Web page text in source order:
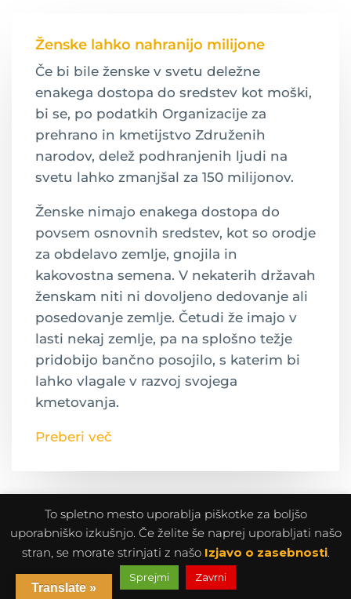
Ženske lahko nahranijo milijone
Če bi bile ženske v svetu deležne
enakega dostopa do sredstev kot moški,
bi se, po podatkih Organizacije za
prehrano in kmetijstvo Združenih
narodov, delež podhranjenih ljudi na
svetu lahko zmanjšal za 150 milijonov.
Ženske nimajo enakega dostopa do
povsem osnovnih sredstev, kot so orodje
za obdelavo zemlje, gnojila in
kakovostna semena. V nekaterih državah
ženskam niti ni dovoljeno dedovanje ali
posedovanje zemlje. Četudi že imajo v
lasti nekaj zemlje, pa na splošno težje
pridobijo bančno posojilo, s katerim bi
lahko vlagale v razvoj svojega
kmetovanja.
Preberi več
To spletno mesto uporablja piškotke za boljšo
uporabniško izkušnjo. Če želite še naprej uporabljati našo
stran, se morate strinjati z našo Izjavo o zasebnosti.
Sprejmi Zavrni
Translate »